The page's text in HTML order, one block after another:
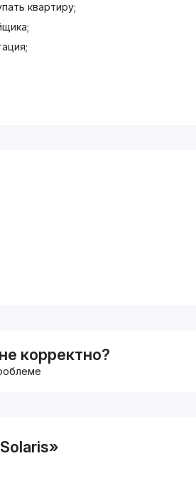
квартиру;
корректно?